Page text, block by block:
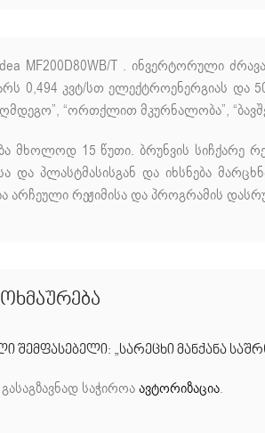
MF200D80WB/T . ინვერტორული
0,494 კვტ/სთ ელექტროენერგიას და
“ორთქლით მკურნალობა”,
მხოლოდ 15 წუთი. ბრუნვის სიჩქარე
და პლასტმასისგან და იხსნება
არჩეული რეჟიმისა და პროგრამის
შემფასებელი: „სარეცხი მანქანა
საჭიროაავტორიზაცია.